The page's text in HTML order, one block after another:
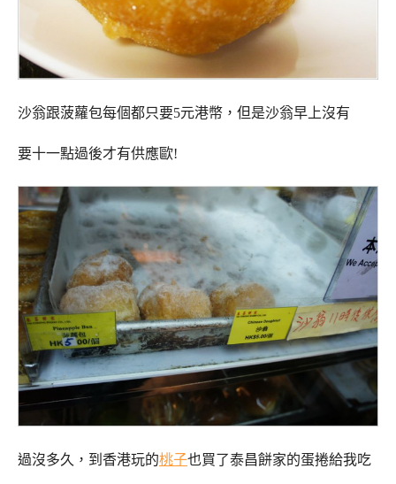
沙翁跟菠蘿包每個都只要5元港幣，但是沙翁早上沒有
要十一點過後才有供應歐!
過沒多久，到香港玩的桃子也買了泰昌餅家的蛋捲給我吃